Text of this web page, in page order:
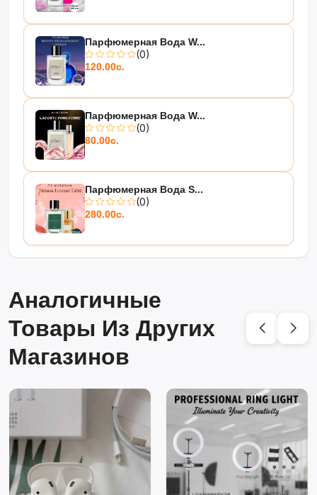
Парфюмерная Вода W...
(0)
120.00с.
Парфюмерная Вода W...
(0)
80.00с.
Парфюмерная Вода S...
(0)
280.00с.
Аналогичные
Товары Из Других
Магазинов